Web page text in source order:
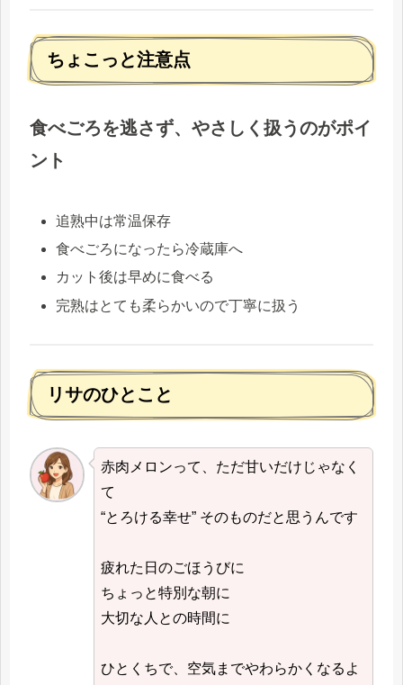
ちょこっと注意点
食べごろを逃さず、やさしく扱うのがポイ
ント
追熟中は常温保存
食べごろになったら冷蔵庫へ
カット後は早めに食べる
完熟はとても柔らかいので丁寧に扱う
リサのひとこと
赤肉メロンって、ただ甘いだけじゃなく
て
“とろける幸せ” そのものだと思うんです
疲れた日のごほうびに
ちょっと特別な朝に
大切な人との時間に
ひとくちで、空気までやわらかくなるよ